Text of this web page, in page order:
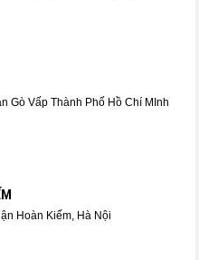
Gò Vấp Thành Phố Hồ Chí MInh
Hoàn Kiếm, Hà Nội